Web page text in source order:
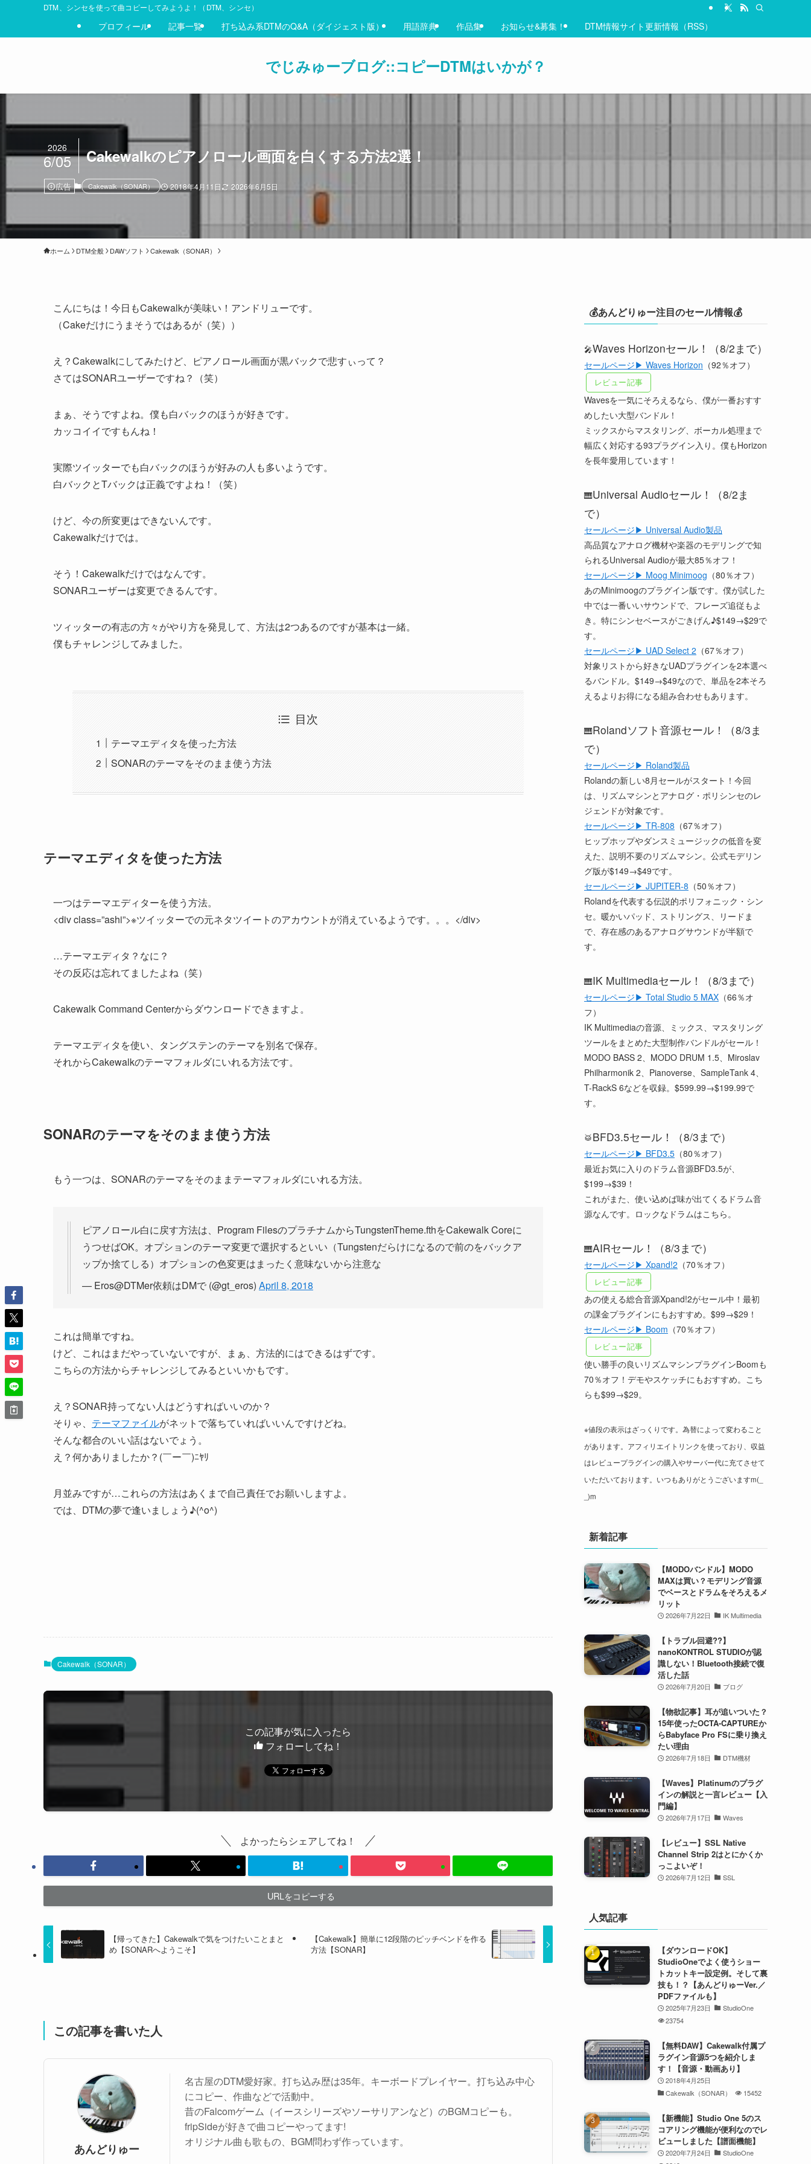
DTM、シンセを使って曲コピーしてみようよ！（DTM、シンセ）
でじみゅーブログ::コピーDTMはいかが？
プロフィール 記事一覧 打ち込み系DTMのQ&A（ダイジェスト版） 用語辞典 作品集 お知らせ&募集！ DTM情報サイト更新情報（RSS）
Cakewalkのピアノロール画面を白くする方法2選！
2026
6/05
広告 Cakewalk（SONAR） 2018年4月11日 2026年6月5日
ホーム DTM全般 DAWソフト Cakewalk（SONAR）
こんにちは！今日もCakewalkが美味い！アンドリューです。
（Cakeだけにうまそうではあるが（笑））
え？Cakewalkにしてみたけど、ピアノロール画面が黒バックで悲すぃって？
さてはSONARユーザーですね？（笑）
まぁ、そうですよね。僕も白バックのほうが好きです。
カッコイイですもんね！
実際ツイッターでも白バックのほうが好みの人も多いようです。
白バックとTバックは正義ですよね！（笑）
けど、今の所変更はできないんです。
Cakewalkだけでは。
そう！Cakewalkだけではなんです。
SONARユーザーは変更できるんです。
ツィッターの有志の方々がやり方を発見して、方法は2つあるのですが基本は一緒。
僕もチャレンジしてみました。
目次
テーマエディタを使った方法
SONARのテーマをそのまま使う方法
テーマエディタを使った方法
一つはテーマエディターを使う方法。
<div class=”ashi”>※ツイッターでの元ネタツイートのアカウントが消えているようです。。。</div>
…テーマエディタ？なに？
その反応は忘れてましたよね（笑）
Cakewalk Command Centerからダウンロードできますよ。
テーマエディタを使い、タングステンのテーマを別名で保存。
それからCakewalkのテーマフォルダにいれる方法です。
SONARのテーマをそのまま使う方法
もう一つは、SONARのテーマをそのままテーマフォルダにいれる方法。
ピアノロール白に戻す方法は、Program FilesのプラチナムからTungstenTheme.fthをCakewalk Coreに
うつせばOK。オプションのテーマ変更で選択するといい（Tungstenだらけになるので前のをバックア
ップか捨てしる）オプションの色変更はまったく意味ないから注意な
— Eros@DTMer依頼はDMで (@gt_eros) April 8, 2018
これは簡単ですね。
けど、これはまだやっていないですが、まぁ、方法的にはできるはずです。
こちらの方法からチャレンジしてみるといいかもです。
え？SONAR持ってない人はどうすればいいのか？
そりゃ、 テーマファイルがネットで落ちていればいいんですけどね。
そんな都合のいい話はないでょう。
え？何かありましたか？(￣ー￣)ﾆﾔﾘ
月並みですが…これらの方法はあくまで自己責任でお願いしますよ。
では、DTMの夢で逢いましょう♪(^o^)
Cakewalk（SONAR）
この記事が気に入ったら
フォローしてね！
よかったらシェアしてね！
URLをコピーする
【帰ってきた】Cakewalkで気をつけたいことまと
め【SONARへようこそ】
【Cakewalk】簡単に12段階のピッチベンドを作る
方法【SONAR】
この記事を書いた人
あんどりゅー
名古屋のDTM愛好家。打ち込み歴は35年。キーボードプレイヤー。打ち込み中心
にコピー、作曲などで活動中。
昔のFalcomゲーム（イースシリーズやソーサリアンなど）のBGMコピーも。
fripSideが好きで曲コピーやってます!
オリジナル曲も歌もの、BGM問わず作っています。
💰あんどりゅー注目のセール情報💰
🎤Waves Horizonセール！（8/2まで）
セールページ▶ Waves Horizon （92％オフ）
レビュー記事
Wavesを一気にそろえるなら、僕が一番おすす
めしたい大型バンドル！
ミックスからマスタリング、ボーカル処理まで
幅広く対応する93プラグイン入り。僕もHorizon
を長年愛用しています！
🎹Universal Audioセール！（8/2ま
で）
セールページ▶ Universal Audio製品
高品質なアナログ機材や楽器のモデリングで知
られるUniversal Audioが最大85％オフ！
セールページ▶ Moog Minimoog （80％オフ）
あのMinimoogのプラグイン版です。僕が試した
中では一番いいサウンドで、フレーズ追従もよ
き。特にシンセベースがごきげん♪$149→$29で
す。
セールページ▶ UAD Select 2 （67％オフ）
対象リストから好きなUADプラグインを2本選べ
るバンドル。$149→$49なので、単品を2本そろ
えるよりお得になる組み合わせもあります。
🎹Rolandソフト音源セール！（8/3ま
で）
セールページ▶ Roland製品
Rolandの新しい8月セールがスタート！今回
は、リズムマシンとアナログ・ポリシンセのレ
ジェンドが対象です。
セールページ▶ TR-808 （67％オフ）
ヒップホップやダンスミュージックの低音を変
えた、説明不要のリズムマシン。公式モデリン
グ版が$149→$49です。
セールページ▶ JUPITER-8 （50％オフ）
Rolandを代表する伝説的ポリフォニック・シン
セ。暖かいパッド、ストリングス、リードま
で、存在感のあるアナログサウンドが半額で
す。
🎹IK Multimediaセール！（8/3まで）
セールページ▶ Total Studio 5 MAX （66％オ
フ）
IK Multimediaの音源、ミックス、マスタリング
ツールをまとめた大型制作バンドルがセール！
MODO BASS 2、MODO DRUM 1.5、Miroslav
Philharmonik 2、Pianoverse、SampleTank 4、
T-RackS 6などを収録。$599.99→$199.99で
す。
🥁BFD3.5セール！（8/3まで）
セールページ▶ BFD3.5 （80％オフ）
最近お気に入りのドラム音源BFD3.5が、
$199→$39！
これがまた、使い込めば味が出てくるドラム音
源なんです。ロックなドラムはこちら。
🎹AIRセール！（8/3まで）
セールページ▶ Xpand!2 （70％オフ）
レビュー記事
あの使える総合音源Xpand!2がセール中！最初
の課金プラグインにもおすすめ。$99→$29！
セールページ▶ Boom （70％オフ）
レビュー記事
使い勝手の良いリズムマシンプラグインBoomも
70％オフ！デモやスケッチにもおすすめ。こち
らも$99→$29。
※値段の表示はざっくりです。為替によって変わること
があります。アフィリエイトリンクを使っており、収益
はレビュープラグインの購入やサーバー代に充てさせて
いただいております。いつもありがとうございますm(_
_)m
新着記事
【MODOバンドル】MODO
MAXは買い？モデリング音源
でベースとドラムをそろえるメ
リット
2026年7月22日 IK Multimedia
【トラブル回避??】
nanoKONTROL STUDIOが認
識しない！Bluetooth接続で復
活した話
2026年7月20日 ブログ
【物欲記事】耳が追いついた？
15年使ったOCTA-CAPTUREか
らBabyface Pro FSに乗り換え
たい理由
2026年7月18日 DTM機材
【Waves】Platinumのプラグ
インの解説と一言レビュー【入
門編】
2026年7月17日 Waves
【レビュー】SSL Native
Channel Strip 2はとにかくか
っこよいぞ！
2026年7月12日 SSL
人気記事
【ダウンロードOK】
StudioOneでよく使うショー
トカットキー設定例。そして裏
技も！？【あんどりゅーVer.／
PDFファイルも】
2025年7月23日
StudioOne
23754
【無料DAW】Cakewalk付属プ
ラグイン音源5つを紹介しま
す！【音源・動画あり】
2018年4月25日
Cakewalk（SONAR）
15452
【新機能】Studio One 5のス
コアリング機能が便利なのでレ
ビューしました【譜面機能】
2020年7月24日
StudioOne